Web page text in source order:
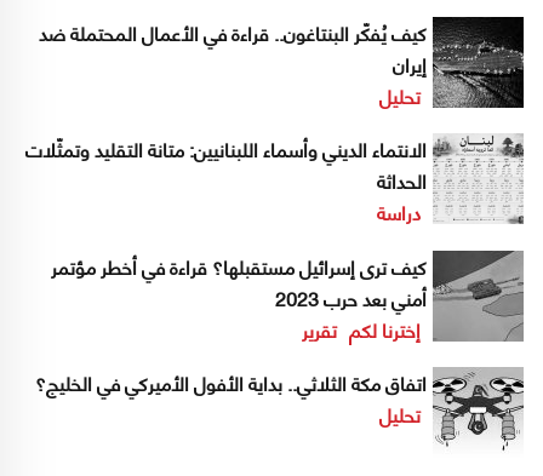
كيف يُفكّر البنتاغون.. قراءة في الأعمال المحتملة ضد
إيران
تحليل
الانتماء الديني وأسماء اللبنانيين: متانة التقليد وتمثّلات
الحداثة
دراسة
كيف ترى إسرائيل مستقبلها؟ قراءة في أخطر مؤتمر
أمني بعد حرب 2023
إخترنا لكم تقرير
اتفاق مكة الثلاثي.. بداية الأفول الأميركي في الخليج؟
تحليل